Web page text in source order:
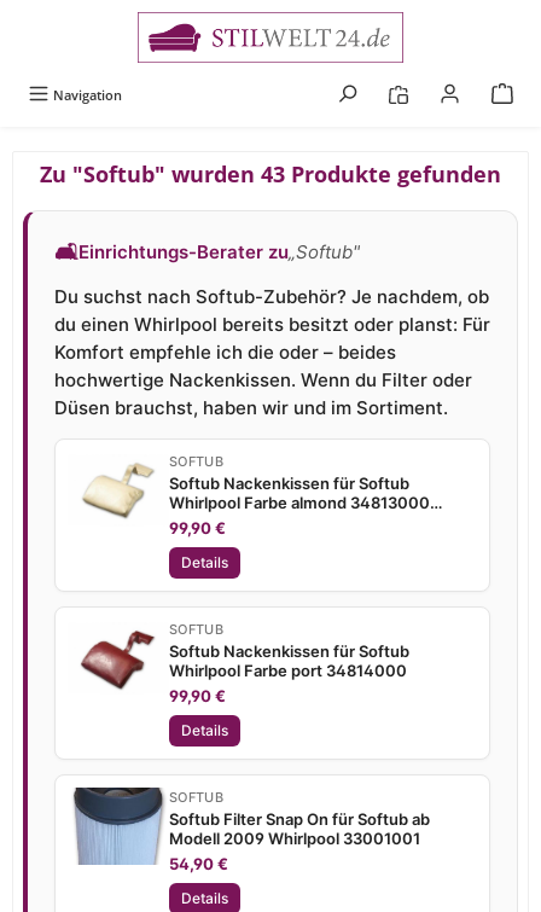
Navigation
Zu "Softub" wurden 43 Produkte gefunden
🛋Einrichtungs-Berater zu„Softub"
Du suchst nach Softub-Zubehör? Je nachdem, ob
du einen Whirlpool bereits besitzt oder planst: Für
Komfort empfehle ich die oder – beides
hochwertige Nackenkissen. Wenn du Filter oder
Düsen brauchst, haben wir und im Sortiment.
SOFTUB
Softub Nackenkissen für Softub
Whirlpool Farbe almond 34813000
Kopfstütze
99,90 €
Details
SOFTUB
Softub Nackenkissen für Softub
Whirlpool Farbe port 34814000
99,90 €
Details
SOFTUB
Softub Filter Snap On für Softub ab
Modell 2009 Whirlpool 33001001
54,90 €
Details